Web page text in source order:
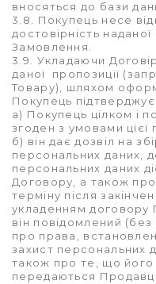
вносяться до бази
3.8. Покупець несе
достовірність
Замовлення.
3.9. Укладаючи
даної пропозиції
Товару), шляхом
Покупець
а) Покупець цілком і
згоден з умовами цієї
б) він дає дозвіл на
персональних даних,
персональних даних
Договору, а також
терміну після
укладенням договору
він повідомлений
про права,
захист персональних
також про те, що його
передаються